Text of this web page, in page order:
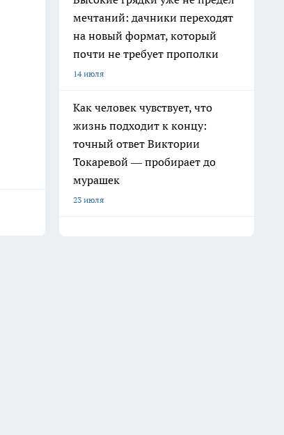
мечтаний: дачники переходят
на новый формат, который
почти не требует прополки
14 июля
Как человек чувствует, что
жизнь подходит к концу:
точный ответ Виктории
Токаревой — пробирает до
мурашек
23 июля